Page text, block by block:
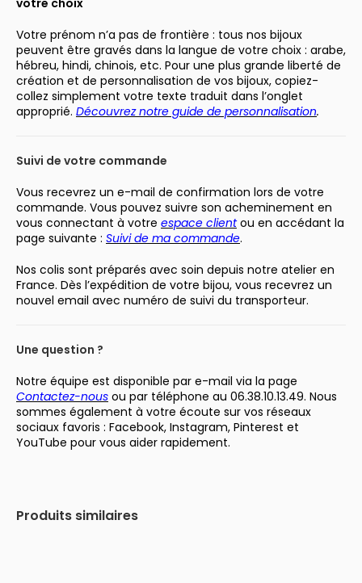
Votre prénom n’a pas de frontière : tous nos bijoux
peuvent être gravés dans la langue de votre choix : arabe,
hébreu, hindi, chinois, etc. Pour une plus grande liberté de
création et de personnalisation de vos bijoux, copiez-
collez simplement votre texte traduit dans l’onglet
approprié. Découvrez notre guide de personnalisation.
Suivi de votre commande
Vous recevrez un e-mail de confirmation lors de votre
commande. Vous pouvez suivre son acheminement en
vous connectant à votre espace clientou en accédant la
page suivante : Suivi de ma commande.
Nos colis sont préparés avec soin depuis notre atelier en
France. Dès l’expédition de votre bijou, vous recevrez un
nouvel email avec numéro de suivi du transporteur.
Une question ?
Notre équipe est disponible par e-mail via la page
Contactez-nous ou par téléphone au 06.38.10.13.49. Nous
sommes également à votre écoute sur vos réseaux
sociaux favoris : Facebook, Instagram, Pinterest et
YouTube pour vous aider rapidement.
Produits similaires